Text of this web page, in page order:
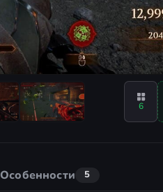
6
Особенности 5